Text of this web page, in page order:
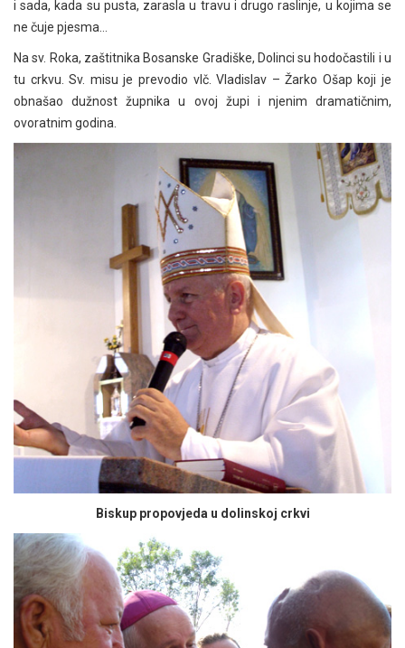
i sada, kada su pusta, zarasla u travu i drugo raslinje, u kojima se
ne čuje pjesma…
Na sv. Roka, zaštitnika Bosanske Gradiške, Dolinci su hodočastili i u
tu crkvu. Sv. misu je prevodio vlč. Vladislav – Žarko Ošap koji je
obnašao dužnost župnika u ovoj župi i njenim dramatičnim,
ovoratnim godina.
Biskup propovjeda u dolinskoj crkvi